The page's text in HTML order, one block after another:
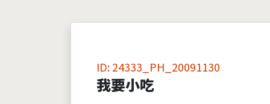
ID: 24333_PH_20091130
我要小吃